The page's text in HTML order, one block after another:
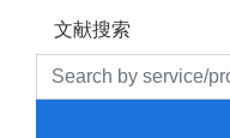
文献搜索